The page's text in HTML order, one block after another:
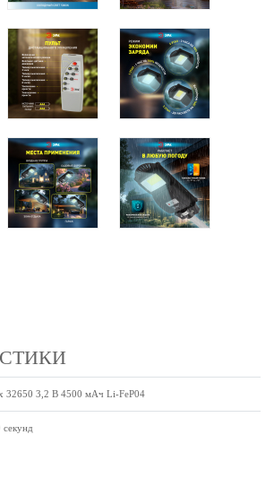
32650 3,2 В 4500 мАч Li-FeP04
секунд